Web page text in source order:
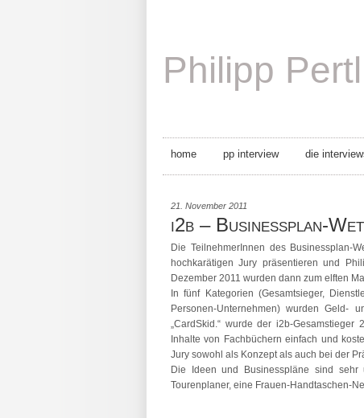
Philipp Pertl
home pp interview die
21. November 2011
i2b – Businessplan-
Die TeilnehmerInnen des Businessplan-
hochkarätigen Jury präsentieren und
Dezember 2011 wurden dann zum elften
In fünf Kategorien (Gesamtsieger,
Personen-Unternehmen) wurden Geld-
„CardSkid.“ wurde der i2b-
Inhalte von Fachbüchern einfach und
Jury sowohl als Konzept als auch bei der
Die Ideen und Businesspläne sind sehr
Tourenplaner, eine Frauen-Handtaschen-